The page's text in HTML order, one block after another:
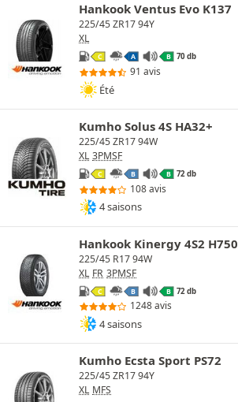
Hankook Ventus Evo K137
225/45 ZR17 94Y
XL
C A B 70 db
91 avis
Été
Kumho Solus 4S HA32+
225/45 ZR17 94W
XL 3PMSF
C B B 72 db
108 avis
4 saisons
Hankook Kinergy 4S2 H750
225/45 R17 94W
XL FR 3PMSF
C B B 72 db
1248 avis
4 saisons
Kumho Ecsta Sport PS72
225/45 ZR17 94Y
XL MFS